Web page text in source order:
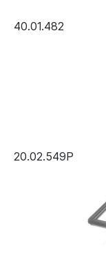
40.01.482
20.02.549P